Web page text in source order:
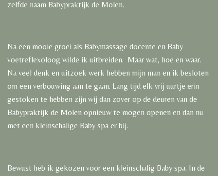
zelfde naam Babypraktijk de Molen.
Na een mooie groei als Babymassage docente en Baby
voetreflexoloog wilde ik uitbreiden. Maar wat, hoe en waar.
Na veel denk en uitzoek werk hebben mijn man en ik besloten
om een verbouwing aan te gaan. Lang tijd elk vrij uurtje erin
gestoken te hebben zijn wij dan zover op de deuren van de
Babypraktijk de Molen opnieuw te mogen openen en dan nu
met een kleinschalige Baby spa er bij.
Bewust heb ik gekozen voor een kleinschalig Baby spa. In de